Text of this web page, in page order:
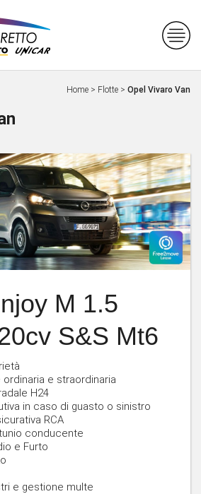
Home > Flotte > Opel Vivaro Van
M 1.5
S&S Mt6
ordinaria e straordinaria
H24
in caso di guasto o sinistro
RCA
conducente
e Furto
e gestione multe